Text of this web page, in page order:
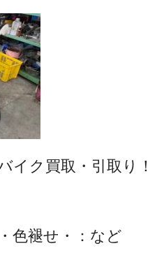
ク買取・引取り！
色褪せ・：など